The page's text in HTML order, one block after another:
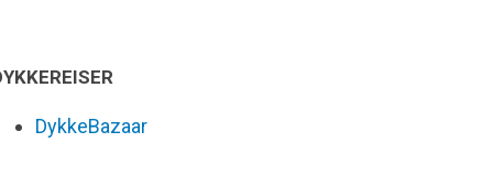
DykkeBazaar